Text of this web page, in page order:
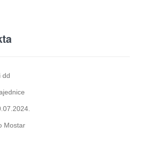
dd
Mostar